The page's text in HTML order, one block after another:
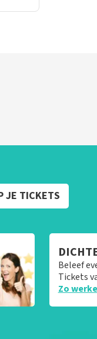
JE TICKETS
Beleef
Tickets
Zo